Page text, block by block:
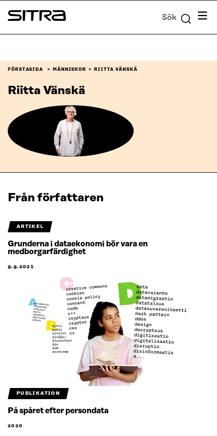
Skip to
content
Sitra Sök Meny
FÖRSTASIDA MÄNNISKOR RIITTA VÄNSKÄ
Riitta Vänskä
Från författaren
ARTIKEL
Grunderna i dataekonomi bör vara en
medborgarfärdighet
9.9.2021
PUBLIKATION
På spåret efter persondata
2020